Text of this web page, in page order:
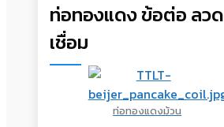
ท่อทองแดง ข้อต่อ ลวด
เชื่อม
ท่อทองแดงม้วน